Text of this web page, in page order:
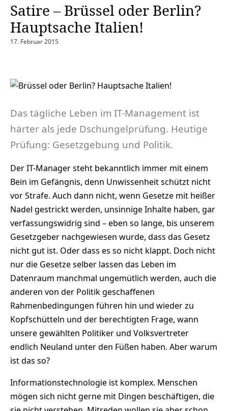
Satire – Brüssel oder Berlin?
Hauptsache Italien!
17. Februar 2015
Das tägliche Leben im IT-Management ist
härter als jede Dschungelprüfung. Heutige
Prüfung: Gesetzgebung und Politik.
Der IT-Manager steht bekanntlich immer mit einem
Bein im Gefängnis, denn Unwissenheit schützt nicht
vor Strafe. Auch dann nicht, wenn Gesetze mit heißer
Nadel gestrickt werden, unsinnige Inhalte haben, gar
verfassungswidrig sind – eben so lange, bis unserem
Gesetzgeber nachgewiesen wurde, dass das Gesetz
nicht gut ist. Oder dass es so nicht klappt. Doch nicht
nur die Gesetze selber lassen das Leben im
Datenraum manchmal ungemütlich werden, auch die
anderen von der Politik geschaffenen
Rahmenbedingungen führen hin und wieder zu
Kopfschütteln und der berechtigten Frage, wann
unsere gewählten Politiker und Volksvertreter
endlich Neuland unter den Füßen haben. Aber warum
ist das so?
Informationstechnologie ist komplex. Menschen
mögen sich nicht gerne mit Dingen beschäftigen, die